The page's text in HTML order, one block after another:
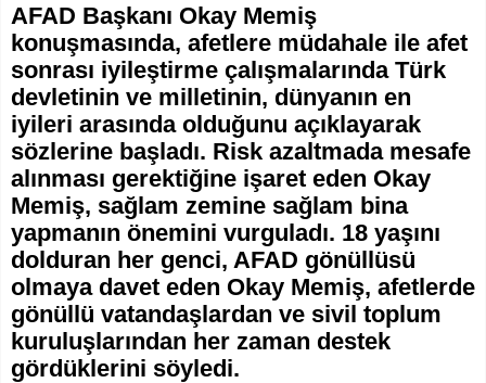
AFAD Başkanı Okay Memiş
konuşmasında, afetlere müdahale ile afet
sonrası iyileştirme çalışmalarında Türk
devletinin ve milletinin, dünyanın en
iyileri arasında olduğunu açıklayarak
sözlerine başladı. Risk azaltmada mesafe
alınması gerektiğine işaret eden Okay
Memiş, sağlam zemine sağlam bina
yapmanın önemini vurguladı. 18 yaşını
dolduran her genci, AFAD gönüllüsü
olmaya davet eden Okay Memiş, afetlerde
gönüllü vatandaşlardan ve sivil toplum
kuruluşlarından her zaman destek
gördüklerini söyledi.